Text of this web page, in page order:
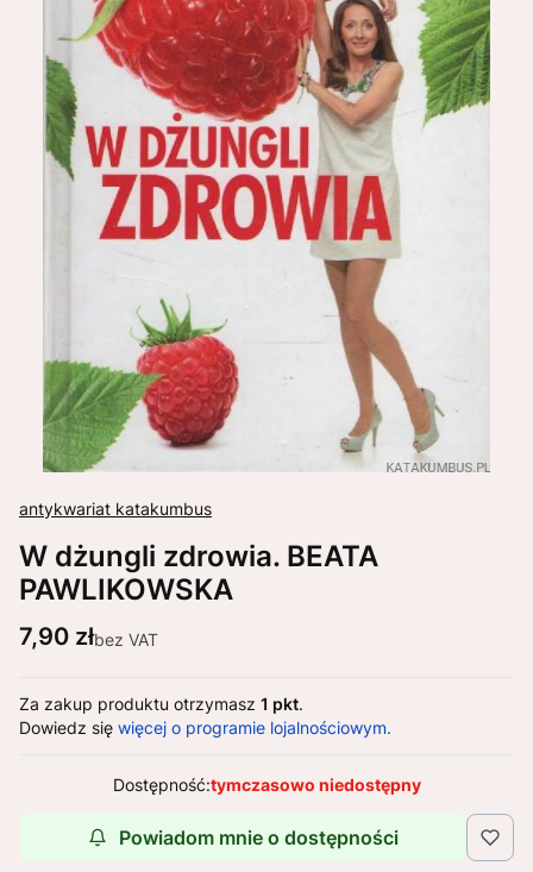
antykwariat katakumbus
W dżungli zdrowia. BEATA
PAWLIKOWSKA
Cena
7,90 złbez VAT
Za zakup produktu otrzymasz 1 pkt.
Dowiedz się więcej o programie lojalnościowym.
Dostępność:tymczasowo niedostępny
Powiadom mnie o dostępności